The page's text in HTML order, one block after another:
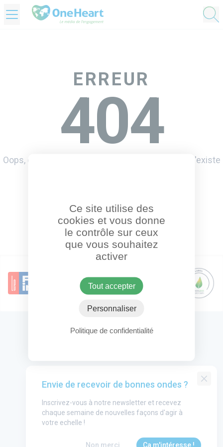
ERREUR
404
Oops, désolé mais la page que vous demandez n'existe
Retourner à l'accueil
Groupe One Heart
Annonceurs
Mentions légales
Envie de recevoir de bonnes ondes ?
Inscrivez-vous à notre newsletter et recevez
chaque semaine de nouvelles façons d'agir à
votre echelle !
Non merci Ça m'intéresse !
Ce site utilise des
cookies et vous donne
le contrôle sur ceux
que vous souhaitez
activer
Tout accepter
Personnaliser
Politique de confidentialité